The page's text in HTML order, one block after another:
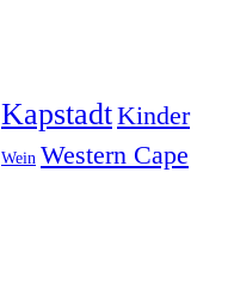
KapstadtKinder
Wein Western Cape